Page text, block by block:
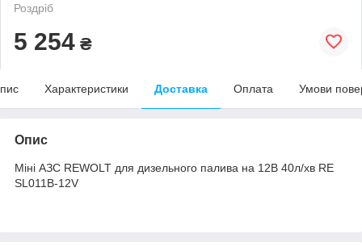
Роздріб
5 254 ₴
Характеристики Доставка Оплата Умови
Опис
Міні АЗС REWOLT для дизельного палива на 12В 40л/хв RE
SL011B-12V